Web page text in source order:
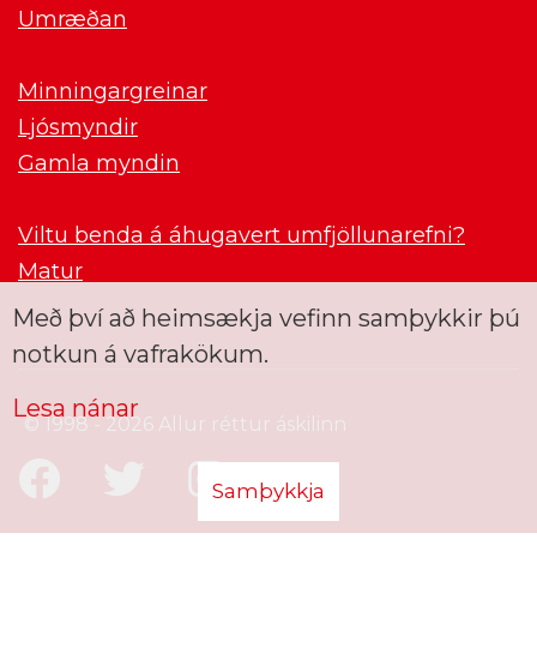
Umræðan
Minningargreinar
Ljósmyndir
Gamla myndin
Viltu benda á áhugavert umfjöllunarefni?
Matur
© 1998 - 2026 Allur réttur áskilinn
Með því að heimsækja vefinn samþykkir þú
notkun á vafrakökum.
Lesa nánar
Samþykkja